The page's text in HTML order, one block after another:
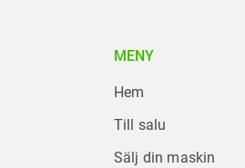
MENY
Hem
Till salu
Sälj din maskin